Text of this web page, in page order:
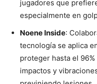
jugadores que
especialmente en
Noene Inside:
tecnología se aplica
proteger hasta el
impactos y